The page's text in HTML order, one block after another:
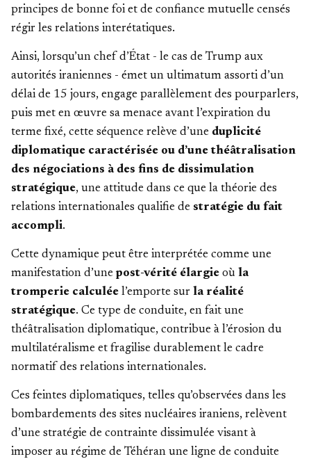
principes de bonne foi et de confiance mutuelle censés
régir les relations interétatiques.
Ainsi, lorsqu’un chef d’État - le cas de Trump aux
autorités iraniennes - émet un ultimatum assorti d’un
délai de 15 jours, engage parallèlement des pourparlers,
puis met en œuvre sa menace avant l’expiration du
terme fixé, cette séquence relève d’une duplicité
diplomatique caractérisée ou d’une théâtralisation
des négociations à des fins de dissimulation
stratégique, une attitude dans ce que la théorie des
relations internationales qualifie de stratégie du fait
accompli.
Cette dynamique peut être interprétée comme une
manifestation d’une post-vérité élargie où la
tromperie calculée l’emporte sur la réalité
stratégique. Ce type de conduite, en fait une
théâtralisation diplomatique, contribue à l’érosion du
multilatéralisme et fragilise durablement le cadre
normatif des relations internationales.
Ces feintes diplomatiques, telles qu’observées dans les
bombardements des sites nucléaires iraniens, relèvent
d’une stratégie de contrainte dissimulée visant à
imposer au régime de Téhéran une ligne de conduite